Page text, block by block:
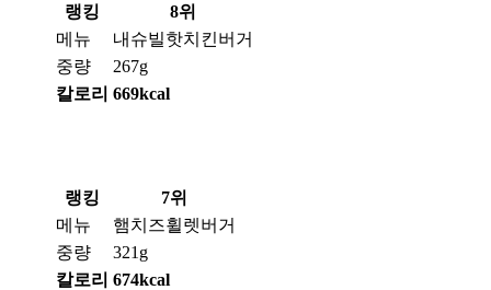
랭킹
8위
메뉴
내슈빌핫치킨버거
중량
267g
칼로리 669kcal
랭킹
7위
메뉴
햄치즈휠렛버거
중량
321g
칼로리 674kcal